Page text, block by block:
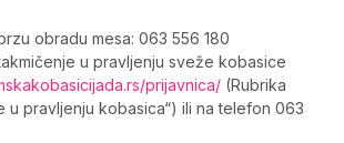
obradu mesa: 063 556 180
u pravljenju sveže kobasice
prijavnica/ (Rubrika
u pravljenju kobasica“) ili na telefon 063